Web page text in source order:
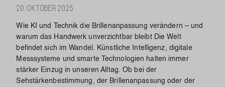
20. OKTOBER 2025
Wie KI und Technik die Brillenanpassung verändern – und
warum das Handwerk unverzichtbar bleibt Die Welt
befindet sich im Wandel. Künstliche Intelligenz, digitale
Messsysteme und smarte Technologien halten immer
stärker Einzug in unseren Alltag. Ob bei der
Sehstärkenbestimmung, der Brillenanpassung oder der